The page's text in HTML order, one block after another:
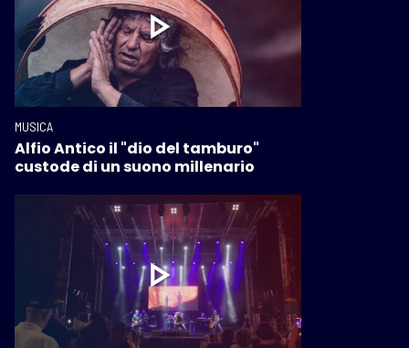
MUSICA
Alfio Antico il "dio del tamburo"
custode di un suono millenario